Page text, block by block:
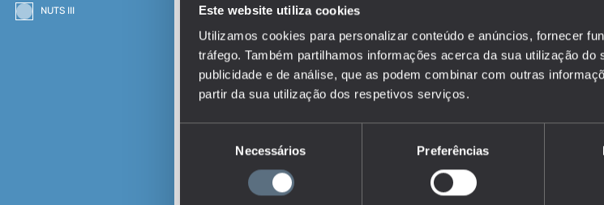
Este website utiliza cookies
Utilizamos cookies para personalizar conteúdo e anúncios, fornecer
tráfego. Também partilhamos informações acerca da sua utilização
publicidade e de análise, que as podem combinar com outras
partir da sua utilização dos respetivos serviços.
consentimento
Necessários Preferências
NUTS III
Descrição:
e por distribuição geográfica face à totalidade destes profissionais em
funções. Permite analisar como se distribuem os docentes em termos